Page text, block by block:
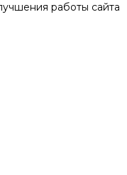
работы сайта